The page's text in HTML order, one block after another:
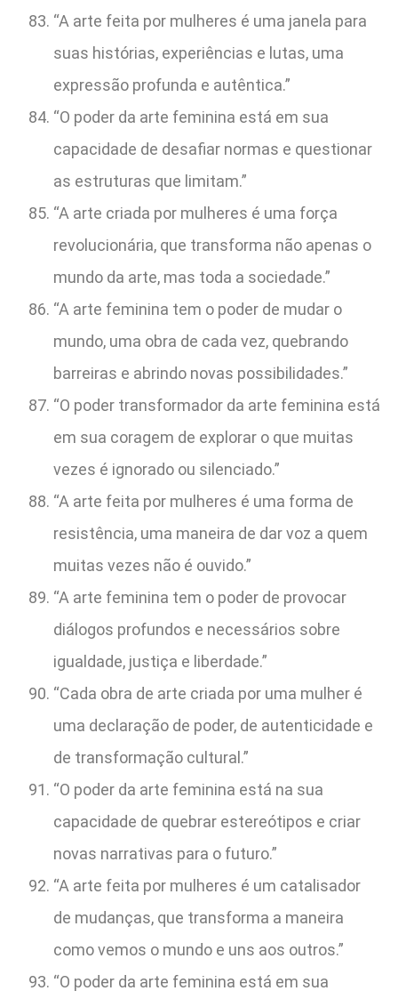
“A arte feita por mulheres é uma janela para
suas histórias, experiências e lutas, uma
expressão profunda e autêntica.”
“O poder da arte feminina está em sua
capacidade de desafiar normas e questionar
as estruturas que limitam.”
“A arte criada por mulheres é uma força
revolucionária, que transforma não apenas o
mundo da arte, mas toda a sociedade.”
“A arte feminina tem o poder de mudar o
mundo, uma obra de cada vez, quebrando
barreiras e abrindo novas possibilidades.”
“O poder transformador da arte feminina está
em sua coragem de explorar o que muitas
vezes é ignorado ou silenciado.”
“A arte feita por mulheres é uma forma de
resistência, uma maneira de dar voz a quem
muitas vezes não é ouvido.”
“A arte feminina tem o poder de provocar
diálogos profundos e necessários sobre
igualdade, justiça e liberdade.”
“Cada obra de arte criada por uma mulher é
uma declaração de poder, de autenticidade e
de transformação cultural.”
“O poder da arte feminina está na sua
capacidade de quebrar estereótipos e criar
novas narrativas para o futuro.”
“A arte feita por mulheres é um catalisador
de mudanças, que transforma a maneira
como vemos o mundo e uns aos outros.”
“O poder da arte feminina está em sua